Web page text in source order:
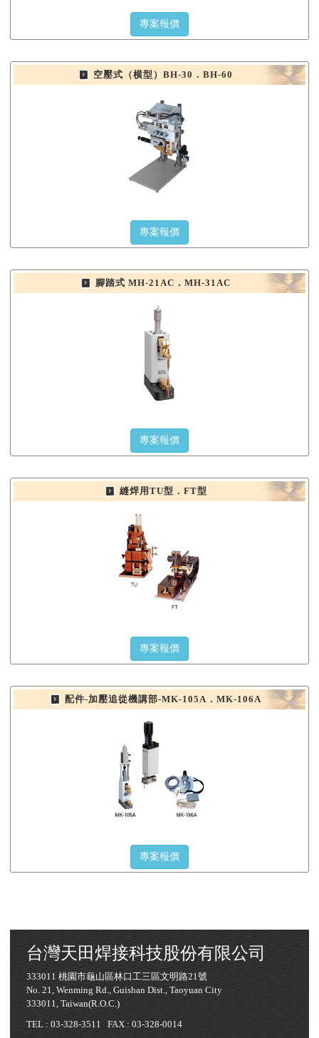
專案報價
空壓式（横型）BH-30．BH-60
專案報價
腳踏式 MH-21AC．MH-31AC
專案報價
縫焊用TU型．FT型
專案報價
配件-加壓追從機講部-MK-105A．MK-106A
專案報價
台灣天田焊接科技股份有限公司
333011 桃園市龜山區林口工三區文明路21號
No. 21, Wenming Rd., Guishan Dist., Taoyuan City
333011, Taiwan(R.O.C.)
TEL :03-328-3511 FAX : 03-328-0014